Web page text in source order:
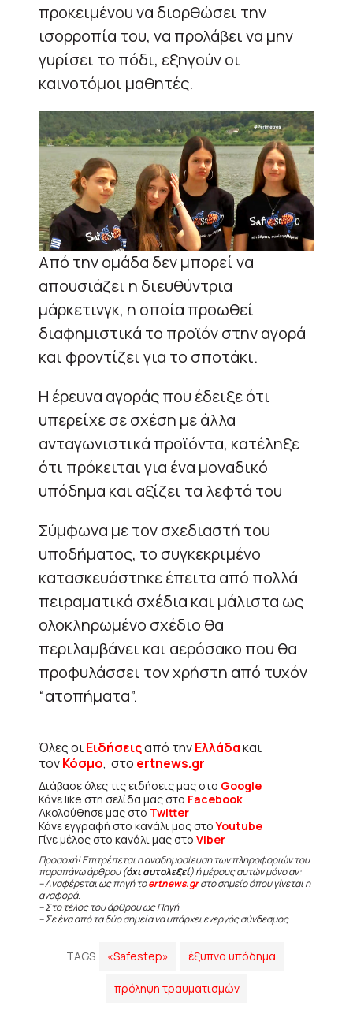
προκειμένου να διορθώσει την
ισορροπία του, να προλάβει να μην
γυρίσει το πόδι, εξηγούν οι
καινοτόμοι μαθητές.
Από την ομάδα δεν μπορεί να
απουσιάζει η διευθύντρια
μάρκετινγκ, η οποία προωθεί
διαφημιστικά το προϊόν στην αγορά
και φροντίζει για το σποτάκι.
Η έρευνα αγοράς που έδειξε ότι
υπερείχε σε σχέση με άλλα
ανταγωνιστικά προϊόντα, κατέληξε
ότι πρόκειται για ένα μοναδικό
υπόδημα και αξίζει τα λεφτά του
Σύμφωνα με τον σχεδιαστή του
υποδήματος, το συγκεκριμένο
κατασκευάστηκε έπειτα από πολλά
πειραματικά σχέδια και μάλιστα ως
ολοκληρωμένο σχέδιο θα
περιλαμβάνει και αερόσακο που θα
προφυλάσσει τον χρήστη από τυχόν
“ατοπήματα”.
Όλες οιΕιδήσειςαπό τηνΕλλάδακαι
τονΚόσμο, στο ertnews.gr
Διάβασε όλες τις ειδήσεις μας στο Google
Κάνε like στη σελίδα μας στο Facebook
Ακολούθησε μας στο Twitter
Κάνε εγγραφή στο κανάλι μας στοYoutube
Γίνε μέλος στο κανάλι μας στο Viber
Προσοχή! Επιτρέπεται η αναδημοσίευση των πληροφοριών του
παραπάνω άρθρου (όχι αυτολεξεί) ή μέρους αυτών μόνο αν:
– Αναφέρεται ως πηγή τοertnews.grστο σημείο όπου γίνεται η
αναφορά.
– Στο τέλος του άρθρου ως Πηγή
– Σε ένα από τα δύο σημεία να υπάρχει ενεργός σύνδεσμος
TAGS «Safestep» έξυπνο υπόδημα
πρόληψη τραυματισμών